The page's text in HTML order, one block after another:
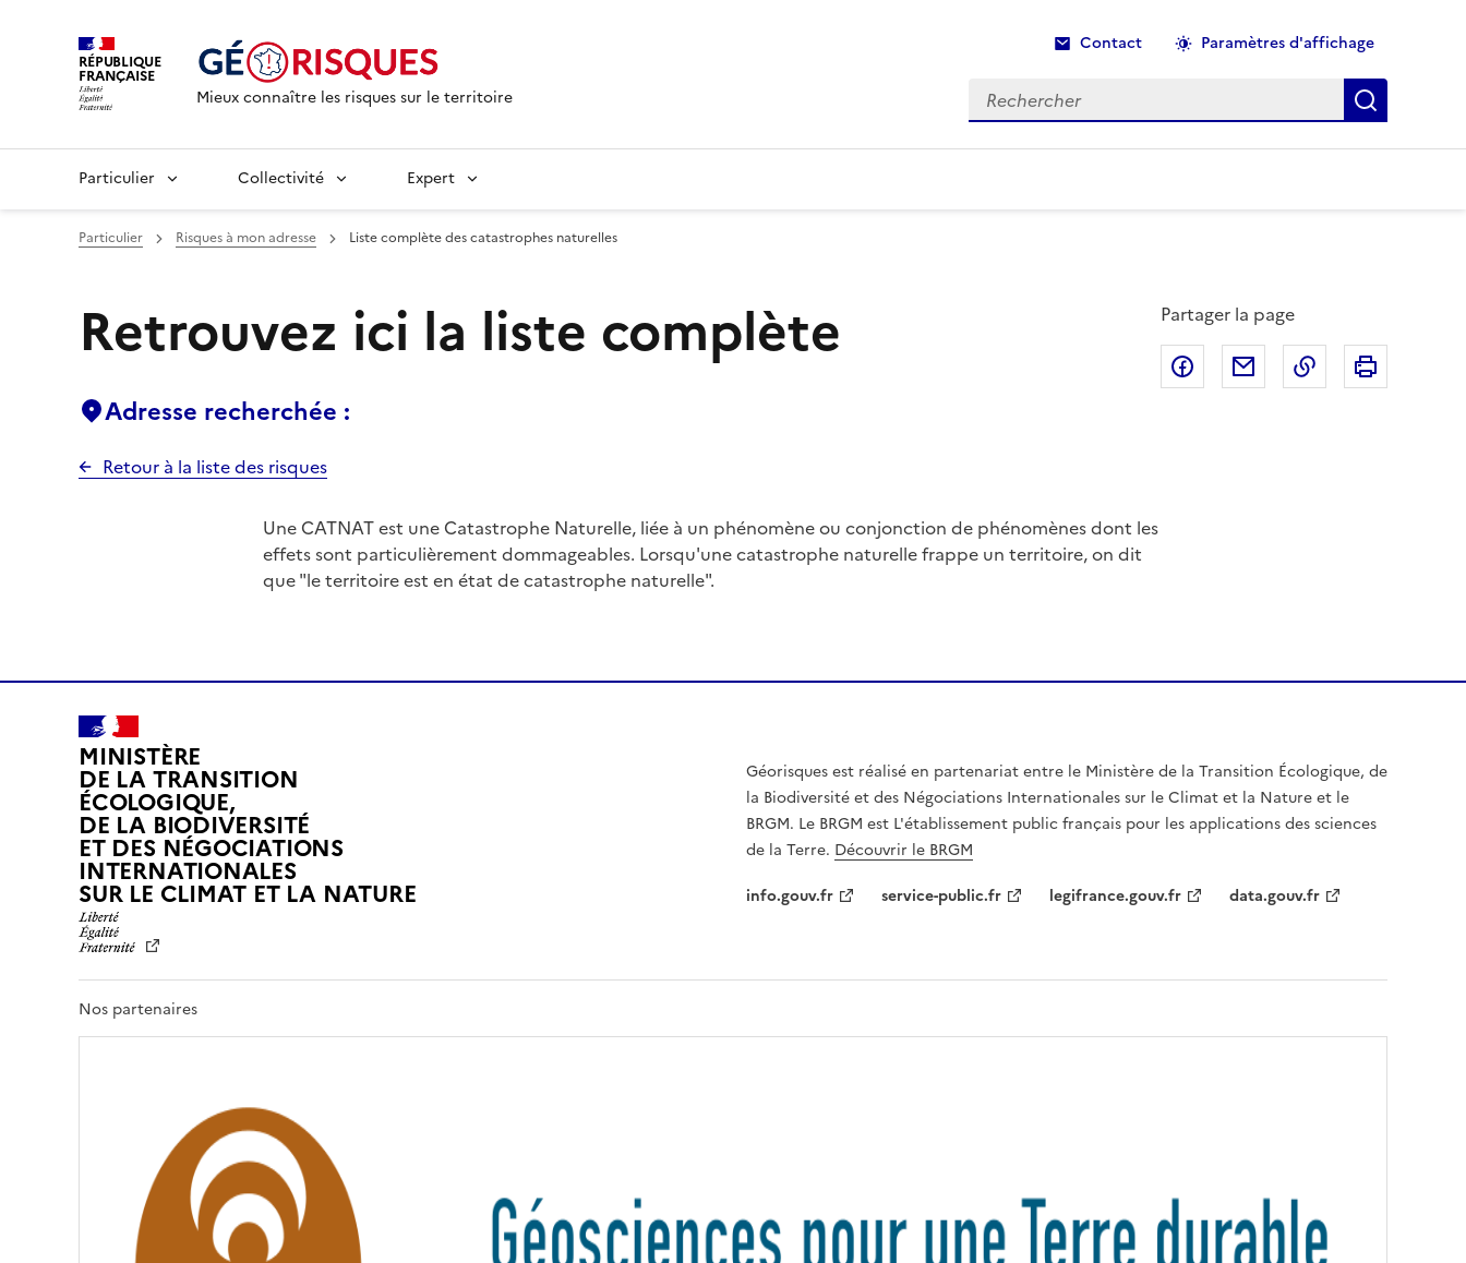
RÉPUBLIQUE
FRANÇAISE
Mieux connaître les risques sur le territoire
Contact Paramètres d'affichage
Rechercher Recherche
Particulier Collectivité Expert
Particulier Risques à mon adresse Liste complète des catastrophes naturelles
Retrouvez ici la liste complète
Adresse recherchée :
Retour à la liste des risques
Partager la page
Partager sur Facebook
Partager par email
Copier dans le
Une CATNAT est une Catastrophe Naturelle, liée à un phénomène ou conjonction de phénomènes dont les
effets sont particulièrement dommageables. Lorsqu'une catastrophe naturelle frappe un territoire, on dit
que "le territoire est en état de catastrophe naturelle".
MINISTÈRE
DE LA TRANSITION
ÉCOLOGIQUE,
DE LA BIODIVERSITÉ
ET DES NÉGOCIATIONS
INTERNATIONALES
SUR LE CLIMAT ET LA NATUREL
R
É
Géorisques est réalisé en partenariat entre le Ministère de la Transition Écologique, de
la Biodiversité et des Négociations Internationales sur le Climat et la Nature et le
BRGM. Le BRGM est L'établissement public français pour les applications des sciences
de la Terre. Découvrir le BRGM
info.gouv.fr
service-public.fr legifrance.gouv.fr data.gouv.fr
Nos partenaires